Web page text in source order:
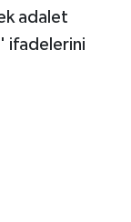
adalet
ifadelerini